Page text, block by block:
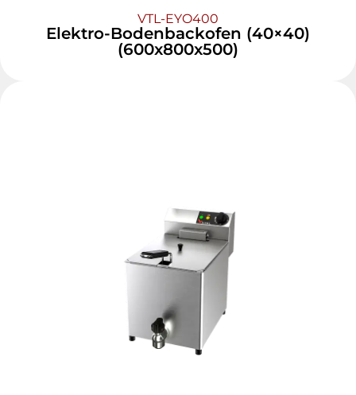
VTL-EYO400
Elektro-Bodenbackofen (40×40)
(600x800x500)